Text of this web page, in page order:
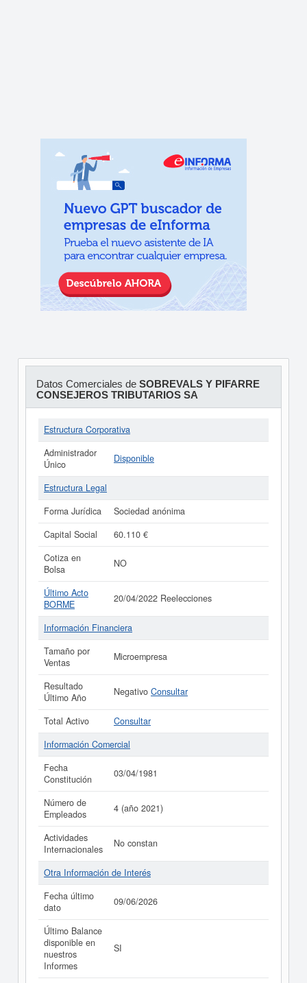
Datos Comerciales de SOBREVALS Y PIFARRE
CONSEJEROS TRIBUTARIOS SA
Estructura Corporativa
Administrador
Único
Disponible
Estructura Legal
Forma Jurídica
Sociedad anónima
Capital Social
60.110 €
Cotiza en
Bolsa
NO
Último Acto
BORME
20/04/2022 Reelecciones
Información Financiera
Tamaño por
Ventas
Microempresa
Resultado
Último Año
Negativo Consultar
Total Activo
Consultar
Información Comercial
Fecha
Constitución
03/04/1981
Número de
Empleados
4 (año 2021)
Actividades
Internacionales
No constan
Otra Información de Interés
Fecha último
dato
09/06/2026
Último Balance
disponible en
nuestros
Informes
SI